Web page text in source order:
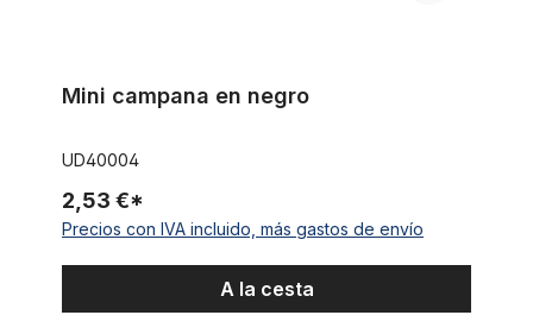
Mini campana en negro
UD40004
2,53 €*
Precios con IVA incluido, más gastos de envío
A la cesta